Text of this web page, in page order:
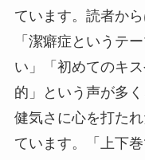
ています。読者か
「潔癖症というテ
い」「初めてのキ
的」という声が多
健気さに心を打た
ています。「上下